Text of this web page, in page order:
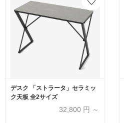
デスク 「ストラータ」セラミッ
ク天板 全2サイズ
32,800 円 ～